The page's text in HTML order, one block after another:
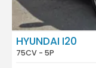
HYUNDAI I20
75CV - 5P